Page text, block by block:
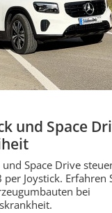
und Space
Space Drive
per Joystick. Erfahren
bei